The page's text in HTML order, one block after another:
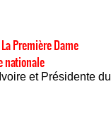
Première Dame
nationale
et Présidente du